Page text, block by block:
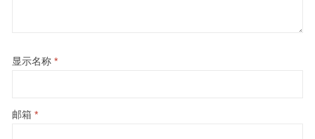
显示名称 *
邮箱 *